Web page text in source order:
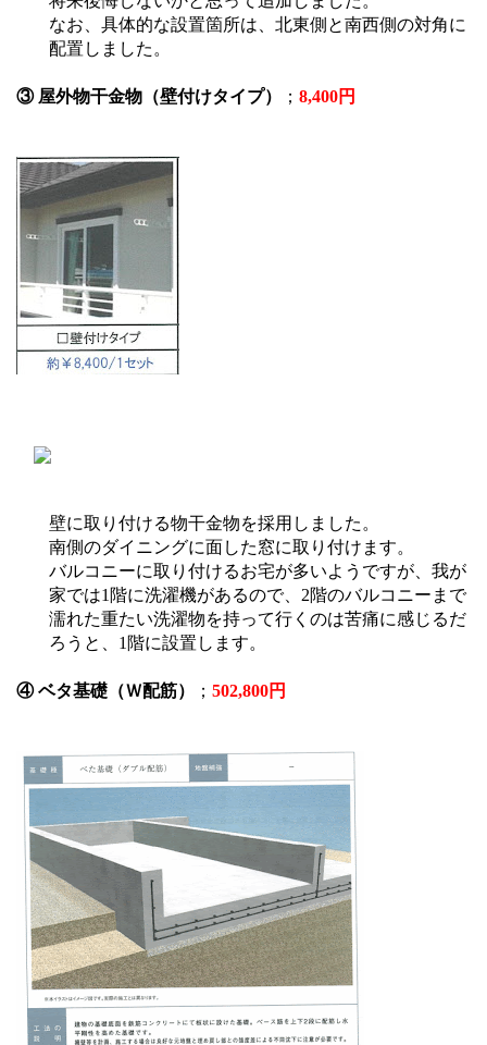
なお、具体的な設置箇所は、北東側と南西側の対角に
配置しました。
③ 屋外物干金物（壁付けタイプ） ； 8,400円
壁に取り付ける物干金物を採用しました。
南側のダイニングに面した窓に取り付けます。
バルコニーに取り付けるお宅が多いようですが、我が
家では1階に洗濯機があるので、2階のバルコニーまで
濡れた重たい洗濯物を持って行くのは苦痛に感じるだ
ろうと、1階に設置します。
④ ベタ基礎（Ｗ配筋） ； 502,800円